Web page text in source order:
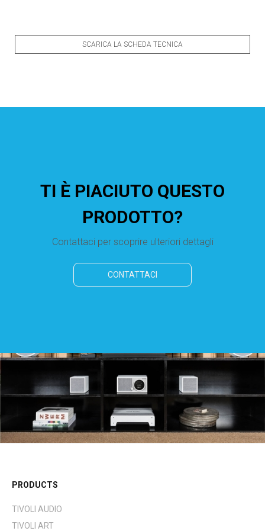
SCARICA LA SCHEDA TECNICA
TI È PIACIUTO QUESTO
PRODOTTO?
Contattaci per scoprire ulteriori dettagli
CONTATTACI
PRODUCTS
TIVOLI AUDIO
TIVOLI ART